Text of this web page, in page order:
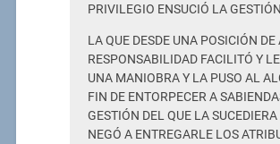
PRIVILEGIO ENSUCIÓ LA
LA QUE DESDE UNA POSICIÓN DE
RESPONSABILIDAD FACILITÓ Y
UNA MANIOBRA Y LA PUSO AL
FIN DE ENTORPECER A
GESTIÓN DEL QUE LA
NEGÓ A ENTREGARLE LOS